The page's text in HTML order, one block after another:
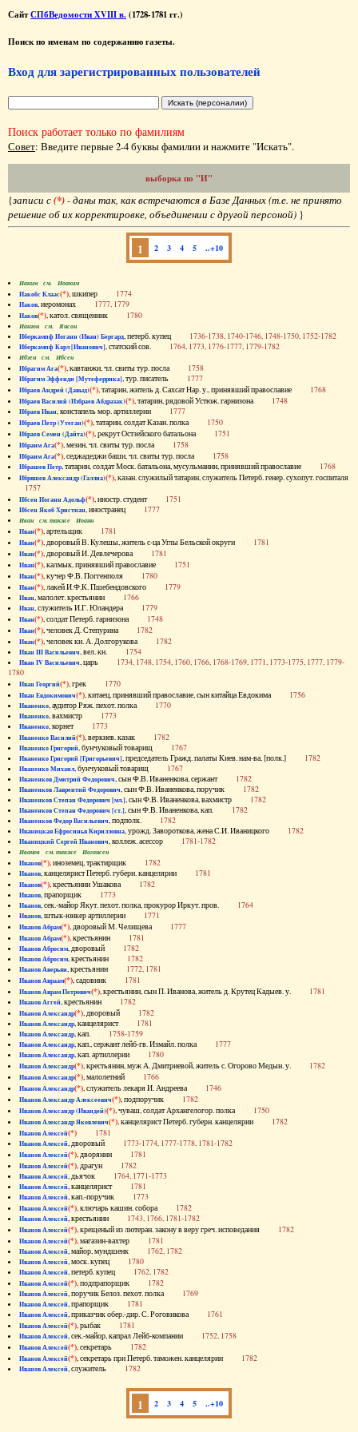
СайтСПбВедомости XVIII в. (1728-1781 гг.)
Поиск по именам по содержанию газеты.
Вход для зарегистрированных пользователей
Поиск работает только по фамилиям
Совет: Введите первые 2-4 буквы фамилии и нажмите "Искать".
выборка по "И"
{записи с(*)- даны так, как встречаются в Базе Данных (т.е. не принято
решение об их корректировке, объединении с другой персоной) }
1 2 3 4 5 ..+10
Иаким см. Иоаким
Иакобс Клаас(*), шкипер 1774
Иаков, иеромонах 1777, 1779
Иаков(*), катол. священник 1780
Ианзон см. Янсон
Иберкампф Иоганн (Иван) Бергард, петерб. купец 1736-1738, 1740-1746, 1748-1750, 1752-1782
Иберкампф Карл [Иванович], статский сов. 1764, 1773, 1776-1777, 1779-1782
Ибзен см. Ибсен
Ибрагим Ага(*), кавтанжи, чл. свиты тур. посла 1758
Ибрагим Эффенди [Мутеферрика], тур. писатель 1777
Ибраев Андрей (Давыд)(*), татарин, житель д. Сахсат Нар. у., принявший православие 1768
Ибраев Василий (Избраев Абдразак)(*), татарин, рядовой Устюж. гарнизона 1748
Ибраев Иван, констапель мор. артиллерии 1777
Ибраев Петр (Утеган)(*), татарин, солдат Казан. полка 1750
Ибраев Семен (Дайта)(*), рекрут Остзейского батальона 1751
Ибраим Ага(*), мезин, чл. свиты тур. посла 1758
Ибраим Ага(*), седжадеджи баши, чл. свиты тур. посла 1758
Ибрашев Петр, татарин, солдат Моск. батальона, мусульманин, принявший православие 1768
Ибряшев Александр (Галлиа)(*), казан. служилый татарин, служитель Петерб. генер. сухопут. госпиталя
1757
Ибсен Иоганн Адольф(*), иностр. студент 1751
Ибсен Якоб Христиан, иностранец 1777
Иван см. также Иоанн
Иван(*), артельщик 1781
Иван(*), дворовый В. Кулешы, житель с-ца Углы Бельской округи 1781
Иван(*), дворовый И. Девлечерова 1781
Иван(*), калмык, принявший православие 1751
Иван(*), кучер Ф.В. Поггенполя 1780
Иван(*), лакей И.Ф.К. Пшебендовского 1779
Иван, малолет. крестьянин 1766
Иван, служитель И.Г. Юландера 1779
Иван(*), солдат Петерб. гарнизона 1748
Иван(*), человек Д. Степурина 1782
Иван(*), человек кн. А. Долгорукова 1782
Иван III Васильевич, вел. кн. 1754
Иван IV Васильевич, царь 1734, 1748, 1754, 1760, 1766, 1768-1769, 1771, 1773-1775, 1777, 1779-
1780
Иван Георгий(*), грек 1770
Иван Евдокимович(*), китаец, принявший православие, сын китайца Евдокима 1756
Иваненко, аудитор Ряж. пехот. полка 1770
Иваненко, вахмистр 1773
Иваненко, корнет 1773
Иваненко Василий(*), веркиев. казак 1782
Иваненко Григорий, бунчуковый товарищ 1767
Иваненко Григорий [Григорьевич], председатель Гражд. палаты Киев. нам-ва, [полк.] 1782
Иваненко Михаил, бунчуковый товарищ 1767
Иваненков Дмитрий Федорович, сын Ф.В. Иваненкова, сержант 1782
Иваненков Лаврентий Федорович, сын Ф.В. Иваненкова, поручик 1782
Иваненков Степан Федорович [мл.], сын Ф.В. Иваненкова, вахмистр 1782
Иваненков Степан Федорович [ст.], сын Ф.В. Иваненкова, кап. 1782
Иваненков Федор Васильевич, подполк. 1782
Иваницкая Ефросинья Кирилловна, урожд. Завороткова, жена С.И. Иваницкого 1782
Иваницкий Сергей Иванович, коллеж. асессор 1781-1782
Иванов см. также Иогансен
Иванов(*), иноземец, трактирщик 1782
Иванов, канцелярист Петерб. губерн. канцелярии 1781
Иванов(*), крестьянин Ушакова 1782
Иванов, прапорщик 1773
Иванов, сек.-майор Якут. пехот. полка, прокурор Иркут. пров. 1764
Иванов, штык-юнкер артиллерии 1771
Иванов Абрам(*), дворовый М. Челищева 1777
Иванов Абрам(*), крестьянин 1781
Иванов Абросим, дворовый 1782
Иванов Абросим, крестьянин 1782
Иванов Аверьян, крестьянин 1772, 1781
Иванов Авраам(*), садовник 1781
Иванов Аврам Петрович(*), крестьянин, сын П. Иванова, житель д. Крутец Кадыев. у. 1781
Иванов Аггей, крестьянин 1782
Иванов Александр(*), дворовый 1782
Иванов Александр, канцелярист 1781
Иванов Александр, кап. 1758-1759
Иванов Александр, кап., сержант лейб-гв. Измайл. полка 1777
Иванов Александр, кап. артиллерии 1780
Иванов Александр(*), крестьянин, муж А. Дмитриевой, житель с. Огорово Медын. у. 1782
Иванов Александр(*), малолетний 1766
Иванов Александр(*), служитель лекаря И. Андреева 1746
Иванов Александр Алексеевич(*), подпоручик 1782
Иванов Александр (Ивандей)(*), чуваш, солдат Архангелогор. полка 1750
Иванов Александр Яковлевич(*), канцелярист Петерб. губерн. канцелярии 1782
Иванов Алексей(*) 1781
Иванов Алексей, дворовый 1773-1774, 1777-1778, 1781-1782
Иванов Алексей(*), дворянин 1781
Иванов Алексей(*), драгун 1782
Иванов Алексей, дьячок 1764, 1771-1773
Иванов Алексей, канцелярист 1781
Иванов Алексей, кап.-поручик 1773
Иванов Алексей(*), ключарь кашин. собора 1782
Иванов Алексей, крестьянин 1743, 1766, 1781-1782
Иванов Алексей(*), крещеный из лютеран. закону в веру греч. исповедания 1782
Иванов Алексей(*), магазин-вахтер 1781
Иванов Алексей, майор, мундшенк 1762, 1782
Иванов Алексей, моск. купец 1780
Иванов Алексей, петерб. купец 1762, 1782
Иванов Алексей(*), подпрапорщик 1782
Иванов Алексей, поручик Белоз. пехот. полка 1769
Иванов Алексей, прапорщик 1781
Иванов Алексей, приказчик обер.-дир. С. Роговикова 1761
Иванов Алексей(*), рыбак 1781
Иванов Алексей, сек.-майор, капрал Лейб-компании 1752, 1758
Иванов Алексей(*), секретарь 1782
Иванов Алексей(*), секретарь при Петерб. таможен. канцелярии 1782
Иванов Алексей, служитель 1782
1 2 3 4 5 ..+10